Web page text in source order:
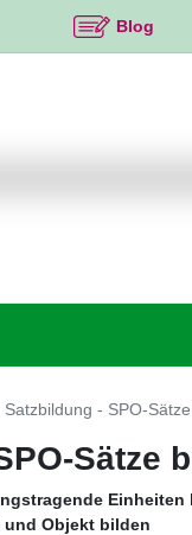
Blog
Satzbildung - SPO-
Sätze
Einheiten
und Objekt bilden